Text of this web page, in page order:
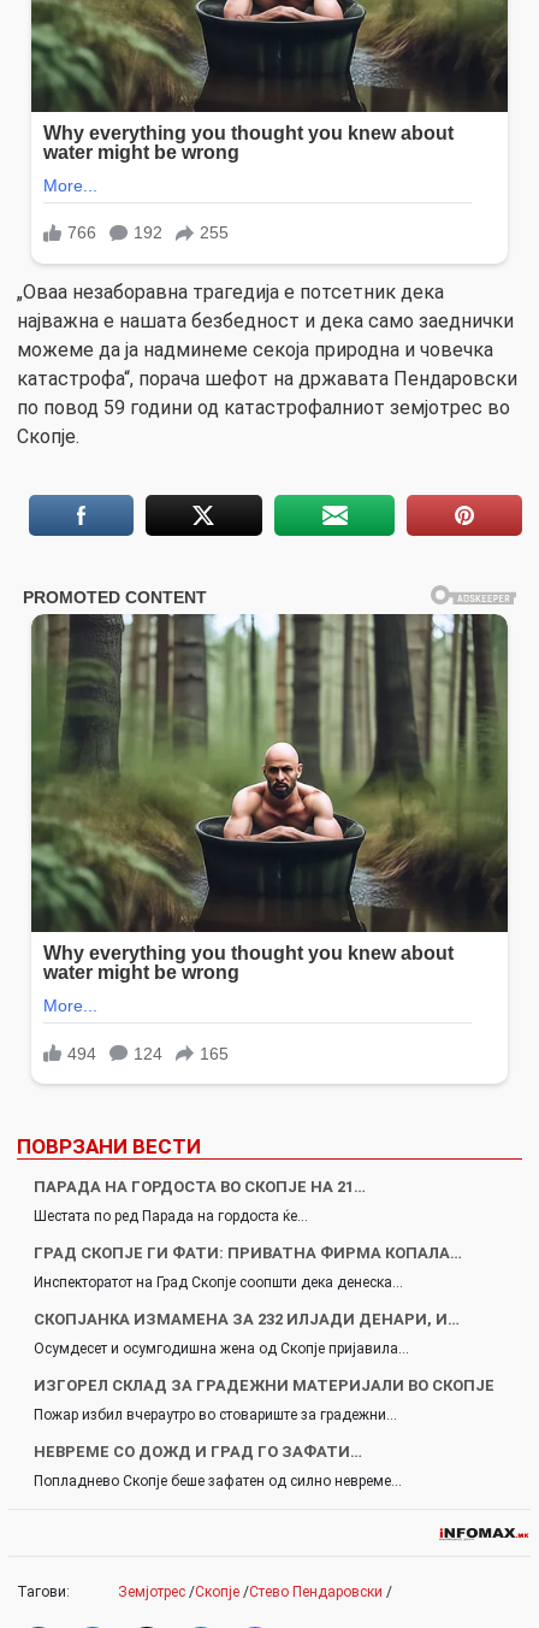
„Оваа незаборавна трагедија е потсетник дека
најважна е нашата безбедност и дека само заеднички
можеме да ја надминеме секоја природна и човечка
катастрофа“, порача шефот на државата Пендаровски
по повод 59 години од катастрофалниот земјотрес во
Скопје.
ПОВРЗАНИ ВЕСТИ
ПАРАДА НА ГОРДОСТА ВО СКОПЈЕ НА 21…
Шестата по ред Парада на гордоста ќе…
ГРАД СКОПЈЕ ГИ ФАТИ: ПРИВАТНА ФИРМА КОПАЛА…
Инспекторатот на Град Скопје соопшти дека денеска…
СКОПЈАНКА ИЗМАМЕНА ЗА 232 ИЛЈАДИ ДЕНАРИ, И…
Осумдесет и осумгодишна жена од Скопје пријавила…
ИЗГОРЕЛ СКЛАД ЗА ГРАДЕЖНИ МАТЕРИЈАЛИ ВО СКОПЈЕ
Пожар избил вчераутро во стовариште за градежни…
НЕВРЕМЕ СО ДОЖД И ГРАД ГО ЗАФАТИ…
Попладнево Скопје беше зафатен од силно невреме…
Тагови: Земјотрес /Скопје /Стево Пендаровски /